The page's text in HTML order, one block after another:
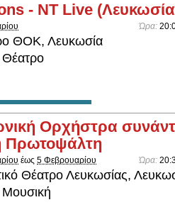
- NT Live
Ώρα:
ΘΟΚ, Λευκωσία
Θέατρο
Ορχήστρα
Πρωτοψάλτη
έως 5 Φεβρουαρίου Ώρα:
Θέατρο Λευκωσίας,
Μουσική